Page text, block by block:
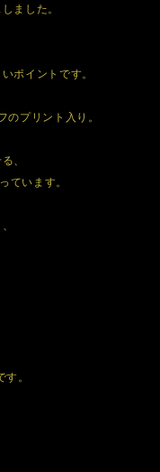
ました。
ポイントです。
プリント入り。
、
ています。
。